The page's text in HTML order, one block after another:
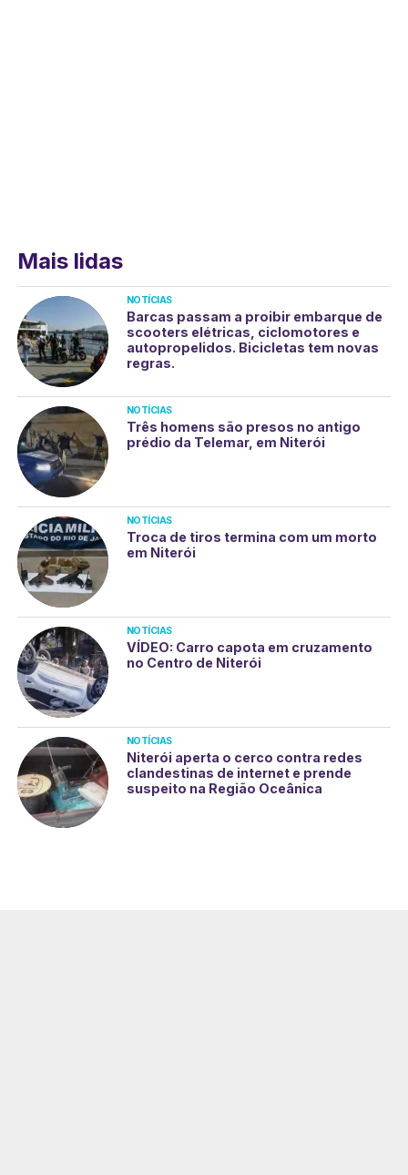
Mais lidas
NOTÍCIAS
Barcas passam a proibir embarque de
scooters elétricas, ciclomotores e
autopropelidos. Bicicletas tem novas
regras.
NOTÍCIAS
Três homens são presos no antigo
prédio da Telemar, em Niterói
NOTÍCIAS
Troca de tiros termina com um morto
em Niterói
NOTÍCIAS
VÍDEO: Carro capota em cruzamento
no Centro de Niterói
NOTÍCIAS
Niterói aperta o cerco contra redes
clandestinas de internet e prende
suspeito na Região Oceânica